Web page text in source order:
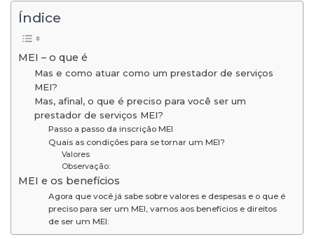
Índice
MEI – o que é
Mas e como atuar como um prestador de serviços
MEI?
Mas, afinal, o que é preciso para você ser um
prestador de serviços MEI?
Passo a passo da inscrição MEI
Quais as condições para se tornar um MEI?
Valores
Observação:
MEI e os benefícios
Agora que você já sabe sobre valores e despesas e o que é
preciso para ser um MEI, vamos aos benefícios e direitos
de ser um MEI: